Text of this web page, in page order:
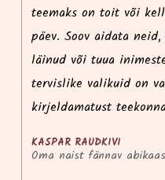
teemaks on toit või
päev. Soov aidata
läinud või tuua
tervislike valikuid on
kirjeldamatust
KASPAR RAUDKIVI
Oma naist fännav